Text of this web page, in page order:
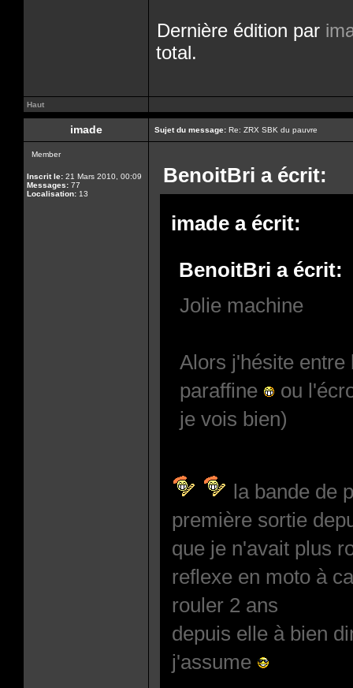
Dernière édition par
total.
Haut
imade Sujet du message: Re: ZRX SBK du pauvre
Member
Inscrit le: 21 Mars 2010, 00:09
Messages: 77
Localisation: 13
BenoitBri a écrit:
imade a écrit:
BenoitBri a écrit:
Jolie machine
Alors j'hésite entre
paraffine
ou
je vois bien)
la bande de
première sortie
que je n'avait plus
reflexe en moto à
rouler 2 ans
depuis elle à bien
j'assume